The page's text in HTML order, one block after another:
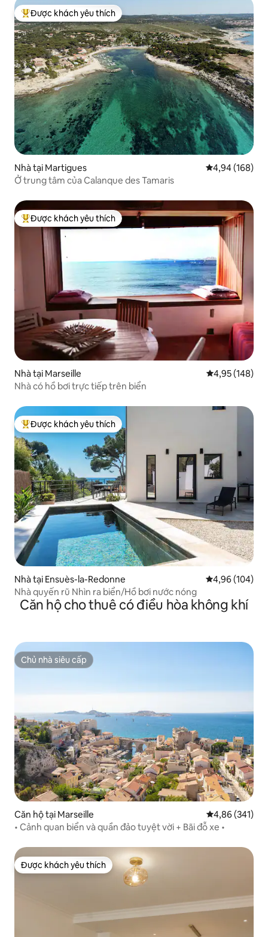
Được khách yêu thích nhất
Được khách yêu thích
Nhà tại Martigues Xếp hạng
4,94 (168)
Ở trung tâm của Calanque des Tamaris
Được khách yêu thích nhất
Được khách yêu thích
Nhà tại Marseille Xếp hạng
4,95 (148)
Nhà có hồ bơi trực tiếp trên biển
Được khách yêu thích nhất
Được khách yêu thích
Nhà tại Ensuès-la-Redonne Xếp hạng
4,96 (104)
Nhà quyến rũ Nhìn ra biển/Hồ bơi nước nóng
Căn hộ cho thuê có điều hòa không khí
Chủ nhà siêu cấp
Chủ nhà siêu cấp
Căn hộ tại Marseille Xếp hạng
4,86 (341)
• Cảnh quan biển và quần đảo tuyệt vời + Bãi đỗ xe •
Được khách yêu thích
Được khách yêu thích